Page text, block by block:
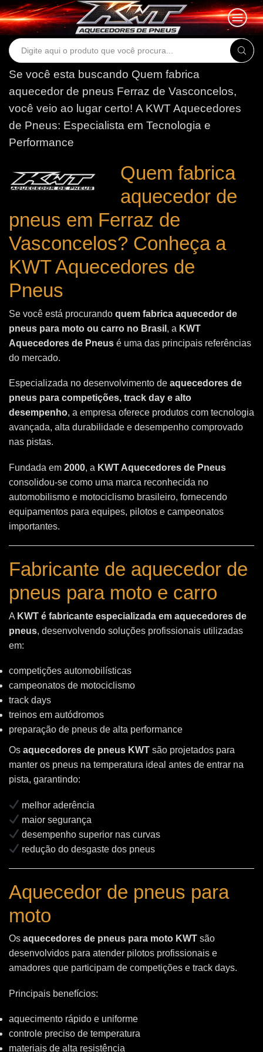
Search
Se você esta buscando Quem fabrica
aquecedor de pneus Ferraz de Vasconcelos,
você veio ao lugar certo! A KWT Aquecedores
de Pneus: Especialista em Tecnologia e
Performance
Quem fabrica
aquecedor de
pneus em Ferraz de
Vasconcelos? Conheça a
KWT Aquecedores de
Pneus
Se você está procurando quem fabrica aquecedor de
pneus para moto ou carro no Brasil , a KWT
Aquecedores de Pneus é uma das principais referências
do mercado.
Especializada no desenvolvimento de aquecedores de
pneus para competições, track day e alto
desempenho, a empresa oferece produtos com tecnologia
avançada, alta durabilidade e desempenho comprovado
nas pistas.
Fundada em 2000, a KWT Aquecedores de Pneus
consolidou-se como uma marca reconhecida no
automobilismo e motociclismo brasileiro, fornecendo
equipamentos para equipes, pilotos e campeonatos
importantes.
Fabricante de aquecedor de
pneus para moto e carro
A KWT é fabricante especializada em aquecedores de
pneus, desenvolvendo soluções profissionais utilizadas
em:
competições automobilísticas
campeonatos de motociclismo
track days
treinos em autódromos
preparação de pneus de alta performance
Os aquecedores de pneus KWT são projetados para
manter os pneus na temperatura ideal antes de entrar na
pista, garantindo:
melhor aderência
maior segurança
desempenho superior nas curvas
redução do desgaste dos pneus
Aquecedor de pneus para
moto
Os aquecedores de pneus para moto KWT são
desenvolvidos para atender pilotos profissionais e
amadores que participam de competições e track days.
Principais benefícios:
aquecimento rápido e uniforme
controle preciso de temperatura
materiais de alta resistência